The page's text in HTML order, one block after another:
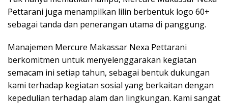
Pettarani juga menampilkan lilin berbentuk logo 60+
sebagai tanda dan penerangan utama di panggung.
Manajemen Mercure Makassar Nexa Pettarani
berkomitmen untuk menyelenggarakan kegiatan
semacam ini setiap tahun, sebagai bentuk dukungan
kami terhadap kegiatan sosial yang berkaitan dengan
kepedulian terhadap alam dan lingkungan. Kami sangat